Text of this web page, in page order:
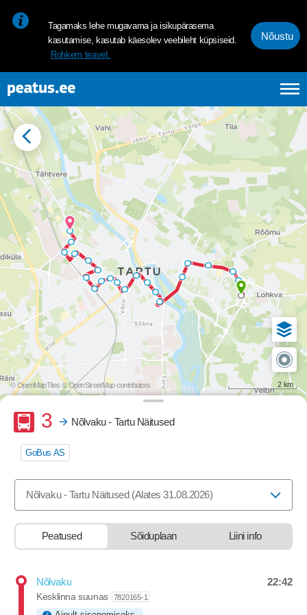
Tagamaks lehe mugavama ja isikupärasema
kasutamise, kasutab käesolev veebileht küpsiseid.
Rohkem teavet.
Nõustu
© OpenMapTiles © OpenStreetMap contributors 2 km
Buss
3 Nõlvaku - Tartu Näitused
GoBus AS
Nõlvaku - Tartu Näitused (Alates 31.08.2026)
Peatused Sõiduplaan Liini info
Nõlvaku Departure
22:42
Kesklinna suunas 7820165-1